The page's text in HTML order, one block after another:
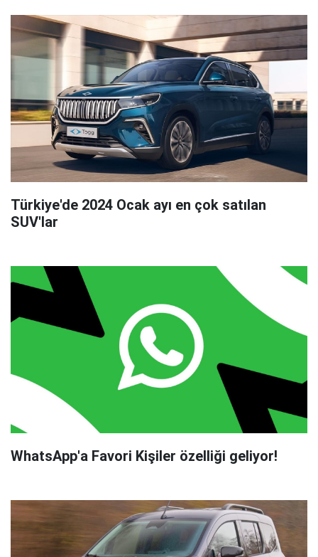
Türkiye'de 2024 Ocak ayı en çok satılan
SUV'lar
WhatsApp'a Favori Kişiler özelliği geliyor!